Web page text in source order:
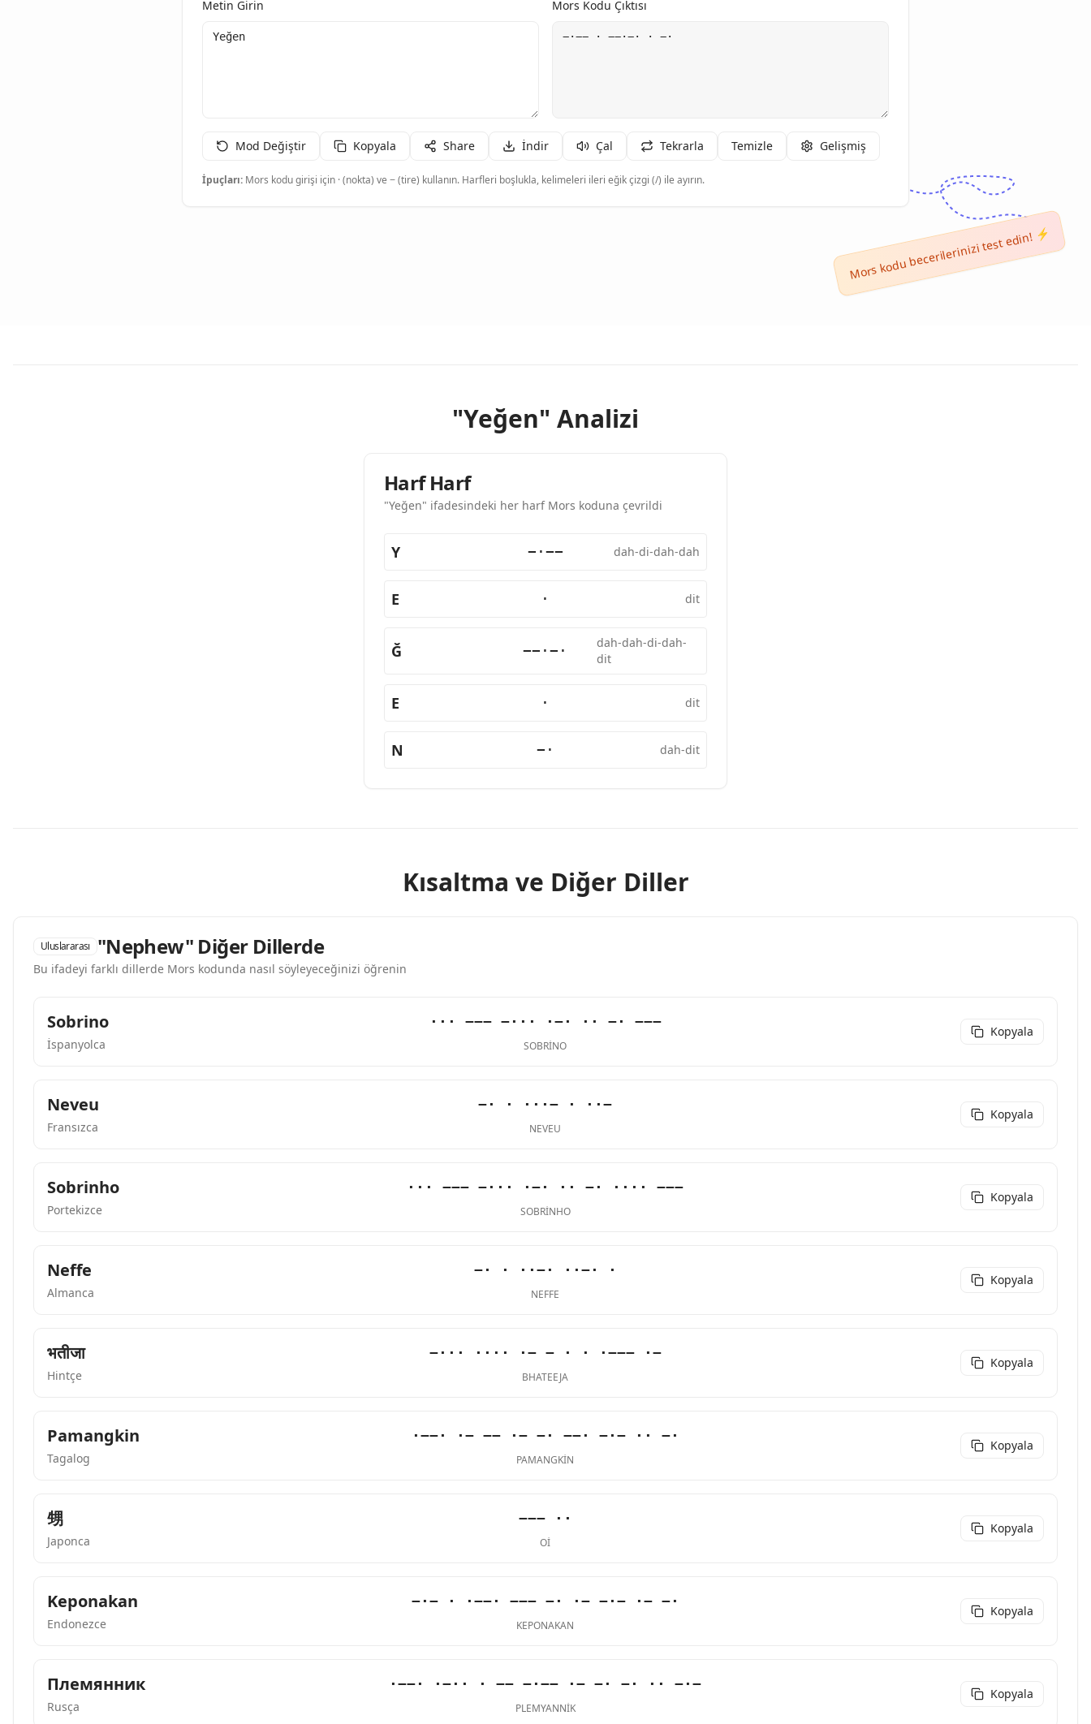
Metin Girin Mors Kodu Çıktısı
Mod Değiştir Kopyala Share İndir Çal Tekrarla Temizle Gelişmiş
İpuçları: Mors kodu girişi için · (nokta) ve − (tire) kullanın. Harfleri boşlukla, kelimeleri ileri eğik çizgi (/) ile ayırın.
Mors kodu becerilerinizi test edin! ⚡
"Yeğen" Analizi
Harf Harf
"Yeğen" ifadesindeki her harf Mors koduna çevrildi
Y −·−− dah-di-dah-dah
E · dit
Ğ −−·−·
dah-dah-di-dah-
dit
E · dit
N −· dah-dit
Kısaltma ve Diğer Diller
Uluslararası "Nephew" Diğer Dillerde
Bu ifadeyi farklı dillerde Mors kodunda nasıl söyleyeceğinizi öğrenin
Sobrino
İspanyolca
··· −−− −··· ·−· ·· −· −−−
SOBRINO
Kopyala
Neveu
Fransızca
−· · ···− · ··−
NEVEU
Kopyala
Sobrinho
Portekizce
··· −−− −··· ·−· ·· −· ···· −−−
SOBRINHO
Kopyala
Neffe
Almanca
−· · ··−· ··−· ·
NEFFE
Kopyala
भतीजा
Hintçe
−··· ···· ·− − · · ·−−− ·−
BHATEEJA
Kopyala
Pamangkin
Tagalog
·−−· ·− −− ·− −· −−· −·− ·· −·
PAMANGKIN
Kopyala
甥
Japonca
−−− ··
OI
Kopyala
Keponakan
Endonezce
−·− · ·−−· −−− −· ·− −·− ·− −·
KEPONAKAN
Kopyala
Племянник
Rusça
·−−· ·−·· · −− −·−− ·− −· −· ·· −·−
PLEMYANNIK
Kopyala